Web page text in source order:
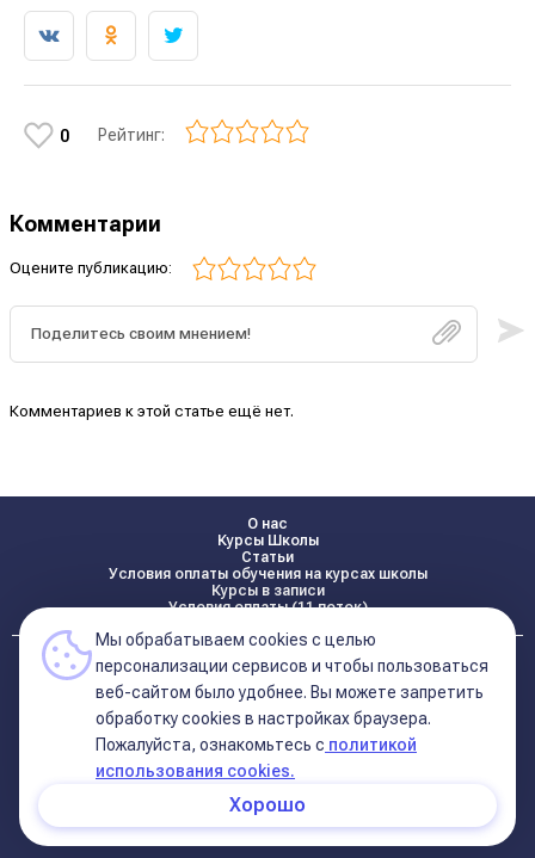
0 Рейтинг:
Комментарии
Оцените публикацию:
Комментариев к этой статье ещё нет.
О нас
Курсы Школы
Статьи
Условия оплаты обучения на курсах школы
Курсы в записи
Условия оплаты (11 поток)
Реквизиты
Контакты
Политика конфиденциальности
Договор оферта (соглашение)
+7 495 681 02 96
11-ый Дом© 2026 Школа Астрологии
Катерины Дятловой 11-ый Дом
Мы обрабатываем cookies с целью
персонализации сервисов и чтобы пользоваться
веб-сайтом было удобнее. Вы можете запретить
обработку сookies в настройках браузера.
Пожалуйста, ознакомьтесь с политикой
использования cookies.
Хорошо